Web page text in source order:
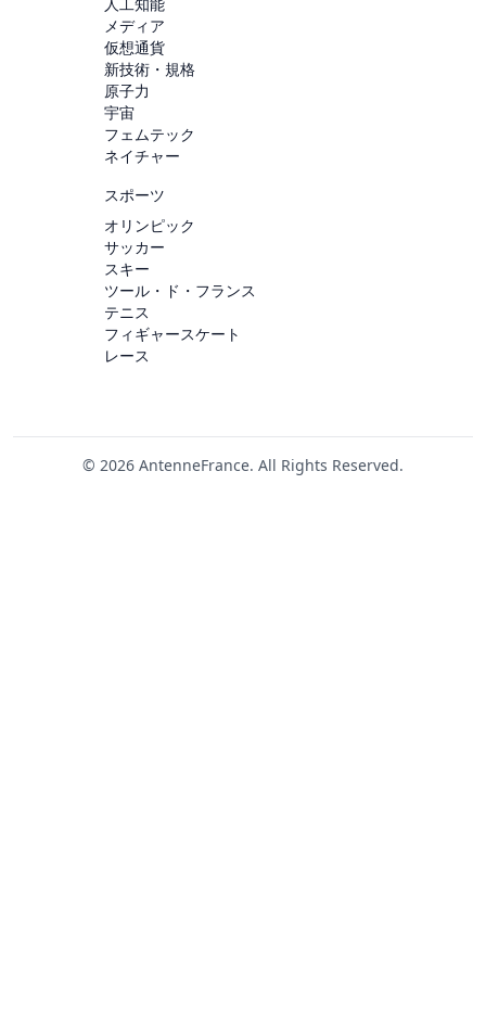
人工知能
メディア
仮想通貨
新技術・規格
原子力
宇宙
フェムテック
ネイチャー
スポーツ
オリンピック
サッカー
スキー
ツール・ド・フランス
テニス
フィギャースケート
レース
© 2026 AntenneFrance. All Rights Reserved.